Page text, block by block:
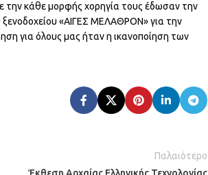
την κάθε μορφής χορηγία τους έδωσαν την
ξενοδοχείου «ΑΙΓΕΣ ΜΕΛΑΘΡΟΝ» για την
για όλους μας ήταν η ικανοποίηση των
Παλαιότερο